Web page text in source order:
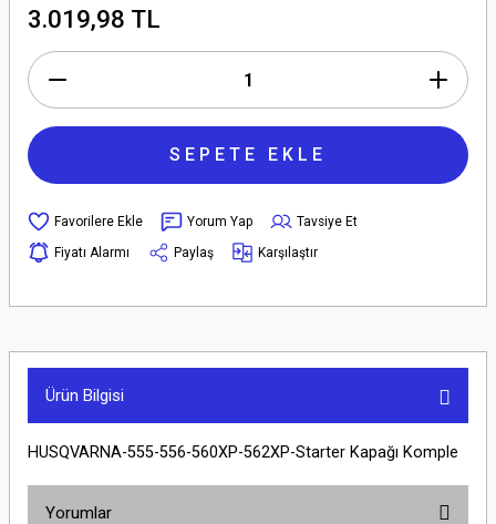
3.019,98 TL
SEPETE EKLE
Yorum Yap
Tavsiye Et
Fiyatı Alarmı
Paylaş Karşılaştır
Ürün Bilgisi
HUSQVARNA-555-556-560XP-562XP-Starter Kapağı Komple
Yorumlar